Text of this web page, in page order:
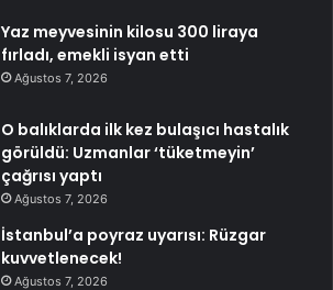
Yaz meyvesinin kilosu 300 liraya
fırladı, emekli isyan etti
Ağustos 7, 2026
O balıklarda ilk kez bulaşıcı hastalık
görüldü: Uzmanlar ‘tüketmeyin’
çağrısı yaptı
Ağustos 7, 2026
İstanbul’a poyraz uyarısı: Rüzgar
kuvvetlenecek!
Ağustos 7, 2026